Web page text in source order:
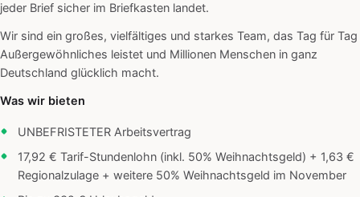
jeder Brief sicher im Briefkasten landet.
Wir sind ein großes, vielfältiges und starkes Team, das Tag für Tag
Außergewöhnliches leistet und Millionen Menschen in ganz
Deutschland glücklich macht.
Was wir bieten
UNBEFRISTETER Arbeitsvertrag
17,92 € Tarif-Stundenlohn (inkl. 50% Weihnachtsgeld) + 1,63 €
Regionalzulage + weitere 50% Weihnachtsgeld im November